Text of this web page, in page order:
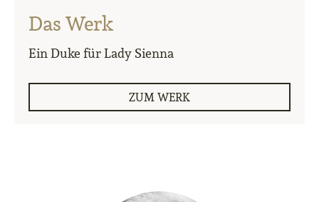
Das Werk
Ein Duke für Lady Sienna
ZUM WERK